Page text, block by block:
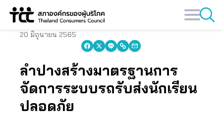
Skip
20 มิถุนายน 2565
ลำปางสร้างมาตรฐานการ
จัดการระบบรถรับส่งนักเรียน
ปลอดภัย